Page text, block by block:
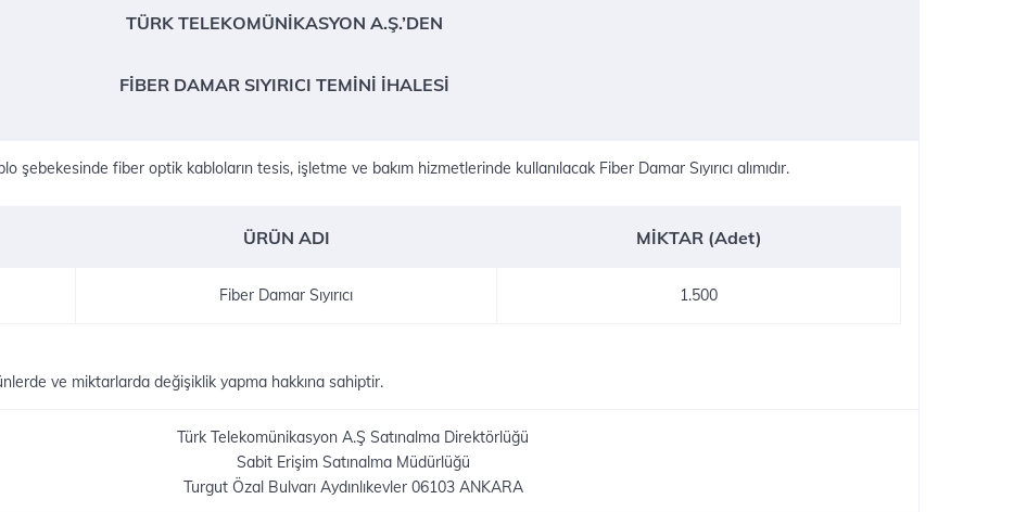
​TÜRK TELEKOMÜNİKASYON A.Ş.’DEN
FİBER DAMAR SIYIRICI TEMİNİ İHALESİ
şebekesinde fiber optik kabloların tesis, işletme ve bakım hizmetlerinde kullanılacak Fiber Damar Sıyırıcı alımıdır.
ÜRÜN ADI MİKTAR (Adet)
Fiber Damar Sıyırıcı 1.500
ve miktarlarda değişiklik yapma hakkına sahiptir.
Türk Telekomünikasyon A.Ş Satınalma Direktörlüğü
Sabit Erişim Satınalma Müdürlüğü
Turgut Özal Bulvarı Aydınlıkevler 06103 ANKARA